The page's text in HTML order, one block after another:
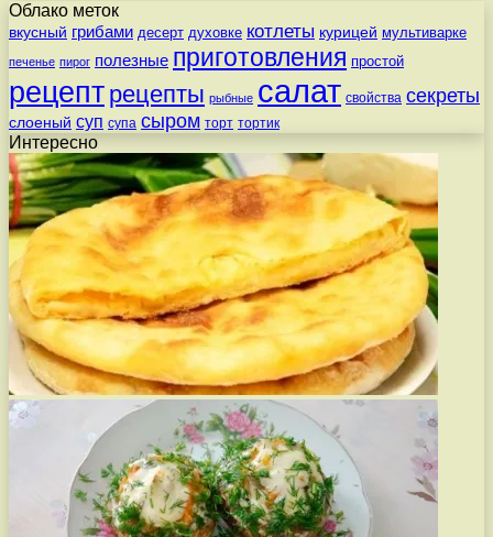
Облако меток
вкусный грибами десерт духовке котлеты курицей мультиварке
печенье пирог полезные приготовления простой
рецепт рецепты рыбные салат свойства секреты
слоеный суп супа сыром торт тортик
Интересно